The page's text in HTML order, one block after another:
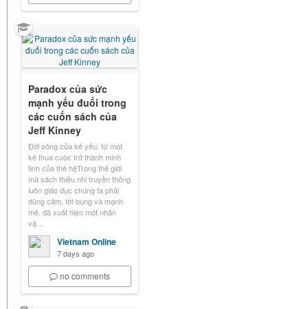
Paradox của sức
mạnh yếu đuối trong
các cuốn sách của
Jeff Kinney
Đời sống của kẻ yếu: từ một
kẻ thua cuộc trở thành minh
tinh của thế hệTrong thế giới
mà sách thiếu nhi truyền thống
luôn giáo dục chúng ta phải
dũng cảm, tốt bụng và mạnh
mẽ, đã xuất hiện một nhân
vậ…
Vietnam Online
7 days ago
no comments